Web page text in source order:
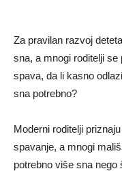
Za pravilan razvoj
sna, a mnogi roditelji se
spava, da li kasno
sna potrebno?
Moderni roditelji
spavanje, a mnogi
potrebno više sna